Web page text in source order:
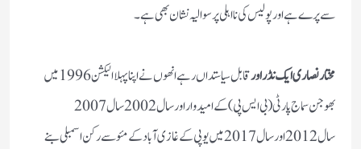
سے پرے ہے اور پولیس کی نااہلی پر سوالیہ نشان بھی ہے۔
مختار نصاری ایک نڈر اور
قابل سیاستداں رہے انھوں نے اپنا پہلا الیکشن1996 میں
بھوجن سماج پارٹی (بی ایس پی) کے امیدوار اورسال 2002 سال 2007
سال 2012 اور سال 2017 میں یوپی کے غازی آباد کے مئو سے رکن اسمبلی بنے